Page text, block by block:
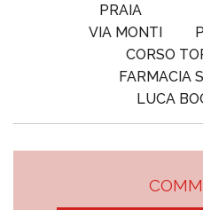
PRAIA
VIA MONTI
CORSO
FARMACIA
LUCA